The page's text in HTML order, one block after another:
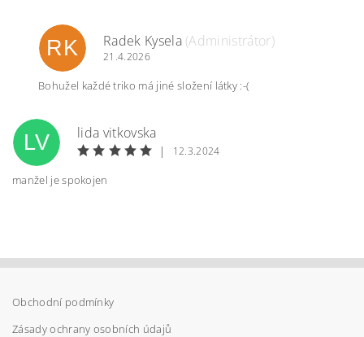
ochrany osobních údajů
RK Radek Kysela (Administrátor)
21.4.2026
Bohužel každé triko má jiné složení látky :-(
LV
lida vitkovska
|
12.3.2024
manžel je spokojen
Obchodní podmínky
Zásady ochrany osobních údajů